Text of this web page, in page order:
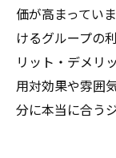
価が高まってい
けるグループの
リット・デメリ
用対効果や雰囲
分に本当に合う